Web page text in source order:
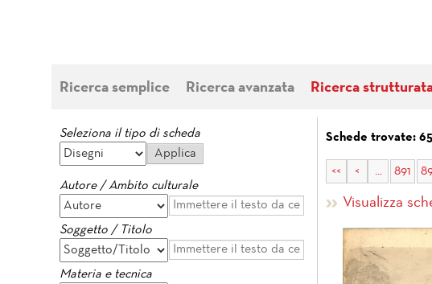
Ricerca semplice Ricerca avanzata Ricerca
Seleziona il tipo di scheda
Autore / Ambito culturale
Soggetto / Titolo
Materia e tecnica
Schede trovate:
<< < ... 891
Visualizza